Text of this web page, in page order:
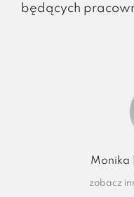
będących
Monika
zobacz